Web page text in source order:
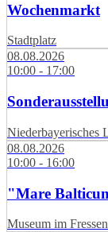
Wochenmarkt
Stadtplatz
08.08.2026
10:00 - 17:00
Niederbayerisches
08.08.2026
10:00 - 16:00
"Mare
Museum im